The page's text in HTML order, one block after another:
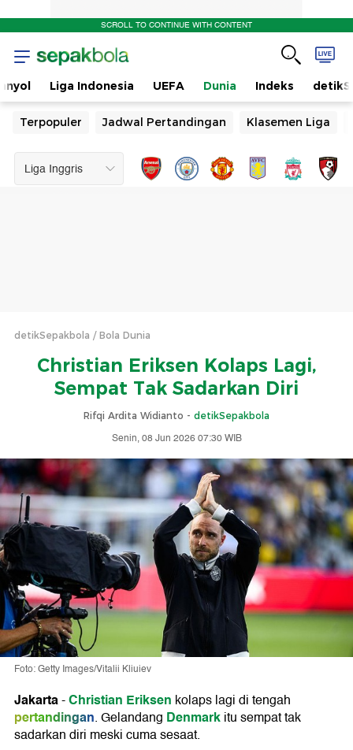
SCROLL TO CONTINUE WITH CONTENT
Liga Indonesia UEFA Dunia Indeks
Terpopuler Jadwal Pertandingan Klasemen Liga
detikSepakbola Bola Dunia
Christian Eriksen Kolaps Lagi,
Sempat Tak Sadarkan Diri
Rifqi Ardita Widianto - detikSepakbola
Senin, 08 Jun 2026 07:30 WIB
Foto: Getty Images/Vitalii Kliuiev
Jakarta-Christian Eriksen kolaps lagi di tengah
pertandingan. Gelandang Denmarkitu sempat tak
sadarkan diri meski cuma sesaat.